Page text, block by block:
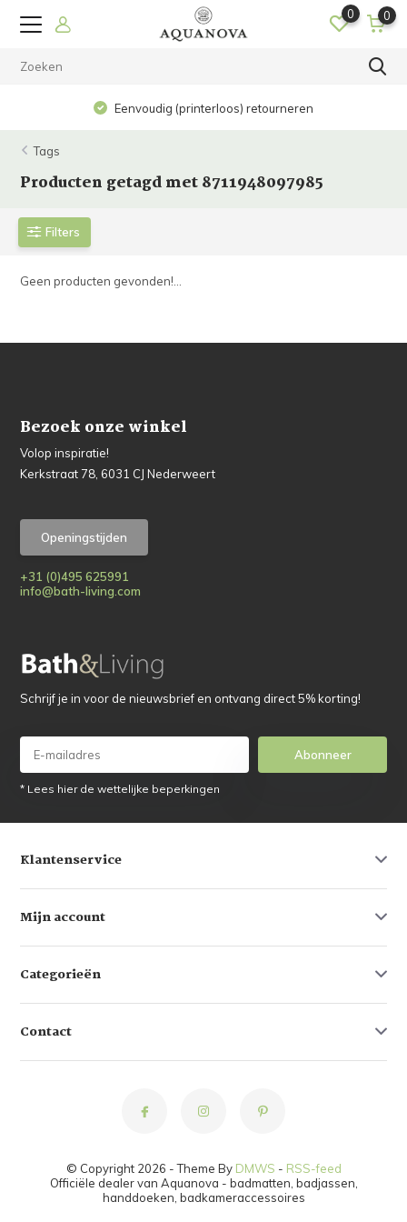
0 0
Eenvoudig (printerloos) retourneren
Tags
Producten getagd met 8711948097985
Filters
Geen producten gevonden!...
Bezoek onze winkel
Volop inspiratie!
Kerkstraat 78, 6031 CJ Nederweert
Openingstijden
+31 (0)495 625991
info@bath-living.com
Schrijf je in voor de nieuwsbrief en ontvang direct 5% korting!
Abonneer
* Lees hier de wettelijke beperkingen
Klantenservice
Mijn account
Categorieën
Contact
© Copyright 2026 - Theme By DMWS - RSS-feed
Officiële dealer van Aquanova - badmatten, badjassen,
handdoeken, badkameraccessoires